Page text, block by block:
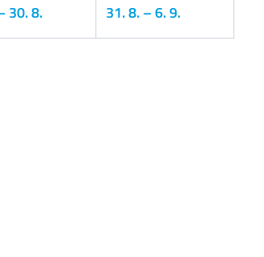
30. 8. 31. 8.–6. 9.